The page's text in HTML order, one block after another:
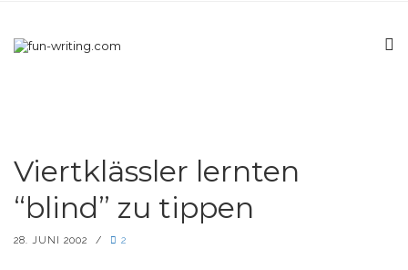
Viertklässler lernten
“blind” zu tippen
28. JUNI 2002 / 2